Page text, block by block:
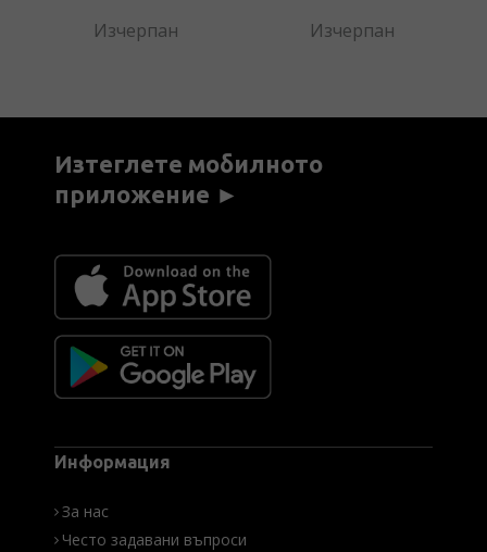
Изчерпан Изчерпан
Изтеглете мобилното
приложение ►
Информация
За нас
Често задавани въпроси